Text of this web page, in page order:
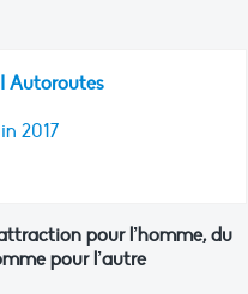
Autoroutes
2017
pour l’homme, du
pour l’autre